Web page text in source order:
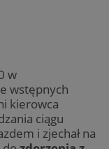
w
wstępnych
kierowca
ciągu
i zjechał na